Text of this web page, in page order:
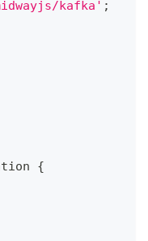
kafka' ;
{